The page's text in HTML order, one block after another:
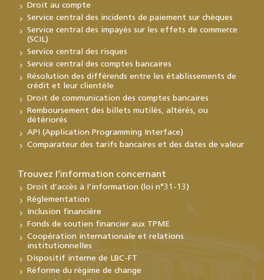
Droit au compte
Service central des incidents de paiement sur chèques
Service central des impayés sur les effets de commerce
(SCIL)
Service central des risques
Service central des comptes bancaires
Résolution des différends entre les établissements de
crédit et leur clientèle
Droit de communication des comptes bancaires
Remboursement des billets mutilés, altérés, ou
détériorés
API (Application Programming Interface)
Comparateur des tarifs bancaires et des dates de valeur
Trouvez l’information concernant
Droit d’accès à l’information (loi n°31-13)
Réglementation
Inclusion financière
Fonds de soutien financier aux TPME
Coopération internationale et relations
institutionnelles
Dispositif interne de LBC-FT
Réforme du régime de change